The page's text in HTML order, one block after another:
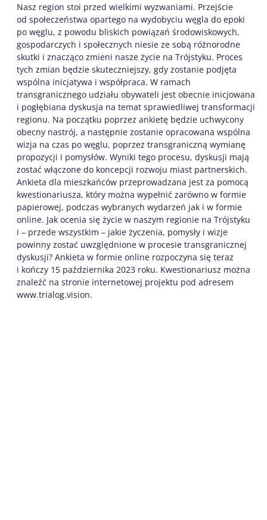
Nasz region stoi przed wielkimi wyzwaniami. Przejście
od społeczeństwa opartego na wydobyciu węgla do epoki
po węglu, z powodu bliskich powiązań środowiskowych,
gospodarczych i społecznych niesie ze sobą różnorodne
skutki i znacząco zmieni nasze życie na Trójstyku. Proces
tych zmian będzie skuteczniejszy, gdy zostanie podjęta
wspólna inicjatywa i współpraca. W ramach
transgranicznego udziału obywateli jest obecnie inicjowana
i pogłębiana dyskusja na temat sprawiedliwej transformacji
regionu. Na początku poprzez ankietę będzie uchwycony
obecny nastrój, a następnie zostanie opracowana wspólna
wizja na czas po węglu, poprzez transgraniczną wymianę
propozycji i pomysłów. Wyniki tego procesu, dyskusji mają
zostać włączone do koncepcji rozwoju miast partnerskich.
Ankieta dla mieszkańców przeprowadzana jest za pomocą
kwestionariusza, który można wypełnić zarówno w formie
papierowej, podczas wybranych wydarzeń jak i w formie
online. Jak ocenia się życie w naszym regionie na Trójstyku
i – przede wszystkim – jakie życzenia, pomysły i wizje
powinny zostać uwzględnione w procesie transgranicznej
dyskusji? Ankieta w formie online rozpoczyna się teraz
i kończy 15 października 2023 roku. Kwestionariusz można
znaleźć na stronie internetowej projektu pod adresem
www.trialog.vision.